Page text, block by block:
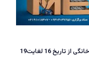
بیست و ششمین نمایشگاه بین المللی لوازم خانگی از تاریخ 16 لغایت19